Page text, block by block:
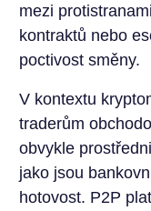
mezi
kontraktů nebo
poctivost směny.
V kontextu
traderům
obvykle
jako jsou
hotovost. P2P